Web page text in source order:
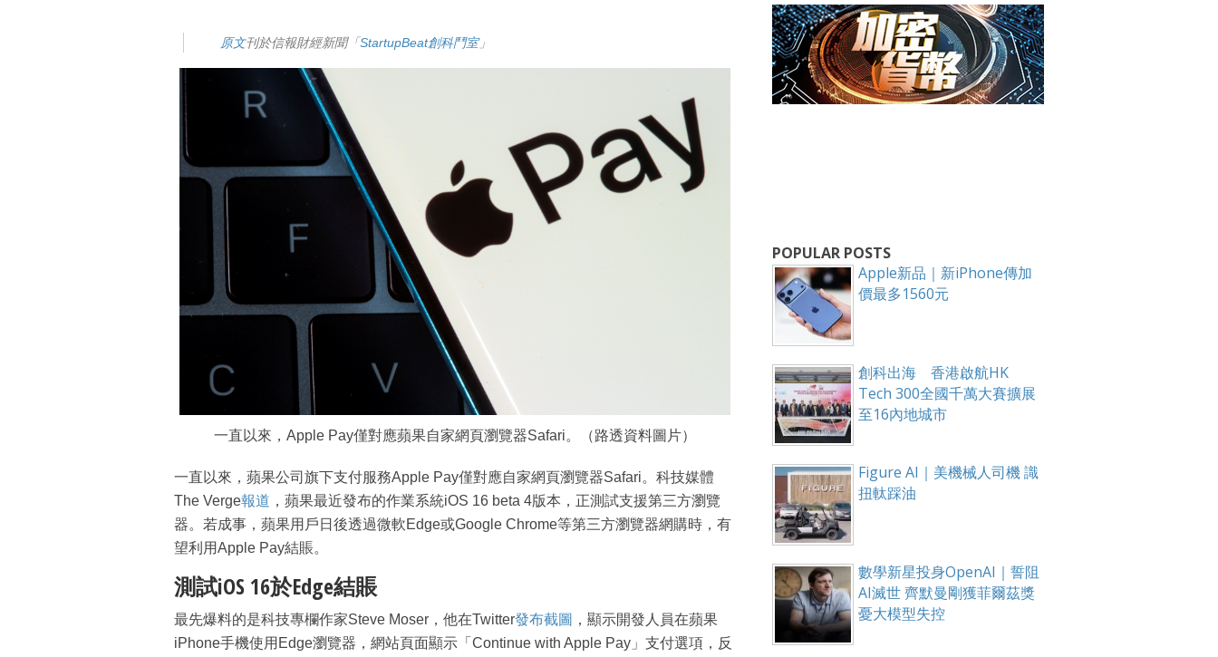
原文刊於信報財經新聞「StartupBeat創科鬥室」
一直以來，Apple Pay僅對應蘋果自家網頁瀏覽器Safari。（路透資料圖片）
一直以來，蘋果公司旗下支付服務Apple Pay僅對應自家網頁瀏覽器Safari。科技媒體
The Verge報道 ，蘋果最近發布的作業系統iOS 16 beta 4版本，正測試支援第三方瀏覽
器。若成事，蘋果用戶日後透過微軟Edge或Google Chrome等第三方瀏覽器網購時，有
望利用Apple Pay結賬。
測試iOS 16於Edge結賬
最先爆料的是科技專欄作家Steve Moser，他在Twitter發布截圖 ，顯示開發人員在蘋果
iPhone手機使用Edge瀏覽器，網站頁面顯示「Continue with Apple Pay」支付選項，反
POPULAR POSTS
Apple新品｜新iPhone傳加
價最多1560元
創科出海 香港啟航HK
Tech 300全國千萬大賽擴展
至16內地城市
Figure AI｜美機械人司機 識
扭軚踩油
數學新星投身OpenAI｜誓阻
AI滅世 齊默曼剛獲菲爾茲獎
憂大模型失控
成為 EJ Tech 會員
最新資訊（附創業懶人包），直達郵箱！